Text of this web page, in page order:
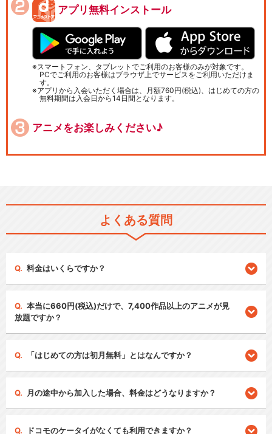
アプリ無料インストール
スマートフォン、タブレットでご利用のお客様のみが対象です。
PCでご利用のお客様はブラウザ上でサービスをご利用いただけま
す。
アプリから入会いただく場合は、月額760円(税込)、はじめての方の
無料期間は入会日から14日間となります。
アニメをお楽しみください♪
よくある質問
料金はいくらですか？
本当に660円(税込)だけで、7,400作品以上のアニメが見
放題ですか？
「はじめての方は初月無料」とはなんですか？
月の途中から加入した場合、料金はどうなりますか？
ドコモのケータイがなくても利用できますか？